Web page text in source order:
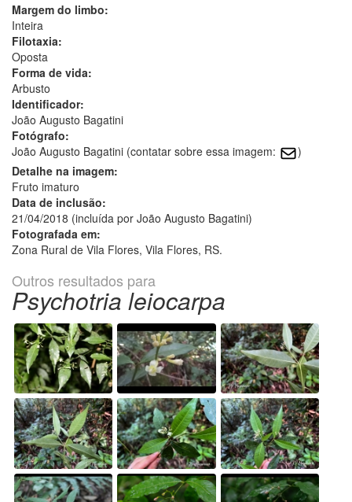
Margem do limbo:
Inteira
Filotaxia:
Oposta
Forma de vida:
Arbusto
Identificador:
João Augusto Bagatini
Fotógrafo:
João Augusto Bagatini (contatar sobre essa imagem:
)
Detalhe na imagem:
Fruto imaturo
Data de inclusão:
21/04/2018 (incluída por João Augusto Bagatini)
Fotografada em:
Zona Rural de Vila Flores, Vila Flores, RS.
Outros resultados para
Psychotria leiocarpa